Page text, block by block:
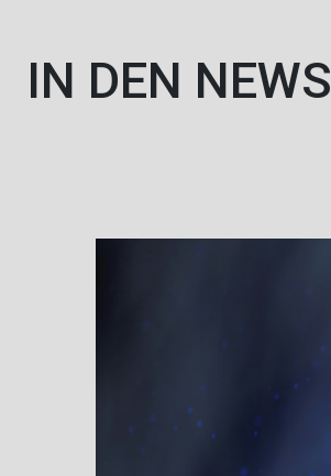
IN DEN NEWS